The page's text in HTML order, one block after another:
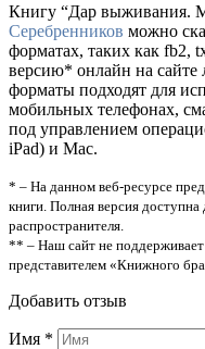
Книгу “Дар выживания.
Серебренников можно
форматах, таких как fb2,
версию* онлайн на сайте
форматы подходят для
мобильных телефонах,
под управлением
iPad) и Mac.
* – На данном веб-ресурсе
книги. Полная версия доступна
распространителя.
** – Наш сайт не поддерживает
представителем «Книжного
Добавить отзыв
Имя *